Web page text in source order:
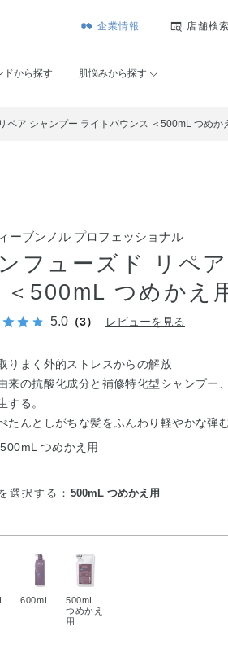
企業情報 店舗検索
ドから探す 肌悩みから探す
ペア シャンプー ライトバウンス ＜500mL つめか
ーブンノル プロフェッショナル
フューズド リペ
＜500mL つめかえ
5.0 （3） レビューを見る
りまく外的ストレスからの解放
来の抗酸化成分と補修特化型シャンプー
する。
たんとしがちな髪をふんわり軽やかな弾
つめかえ用
選択する： 500mL つめかえ用
600mL
500mL
つめかえ
用